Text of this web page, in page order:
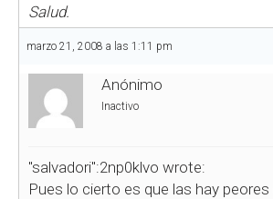
Salud.
marzo 21, 2008 a las 1:11 pm
Anónimo
Inactivo
"salvadori":2np0klvo wrote:
Pues lo cierto es que las hay peores